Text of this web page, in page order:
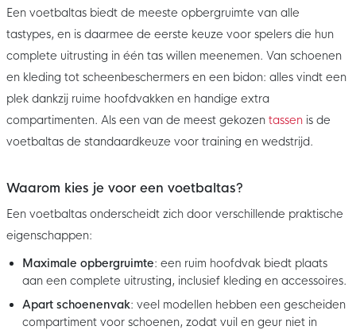
Een voetbaltas biedt de meeste opbergruimte van alle
tastypes, en is daarmee de eerste keuze voor spelers die hun
complete uitrusting in één tas willen meenemen. Van schoenen
en kleding tot scheenbeschermers en een bidon: alles vindt een
plek dankzij ruime hoofdvakken en handige extra
compartimenten. Als een van de meest gekozen tassen is de
voetbaltas de standaardkeuze voor training en wedstrijd.
Waarom kies je voor een voetbaltas?
Een voetbaltas onderscheidt zich door verschillende praktische
eigenschappen:
Maximale opbergruimte: een ruim hoofdvak biedt plaats
aan een complete uitrusting, inclusief kleding en accessoires.
Apart schoenenvak: veel modellen hebben een gescheiden
compartiment voor schoenen, zodat vuil en geur niet in